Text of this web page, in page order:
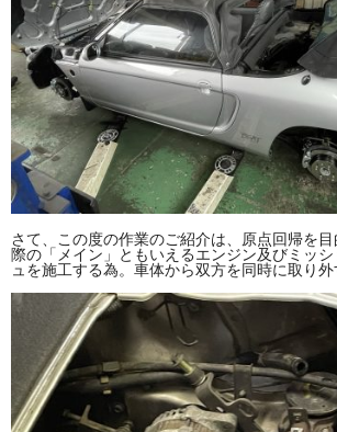
さて、この度の作業のご紹介は、原点回帰を
際の「メイン」ともいえるエンジン及びミッ
ュを施工する為。車体から双方を同時に取り外